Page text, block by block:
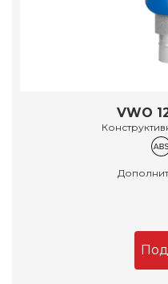
VWO